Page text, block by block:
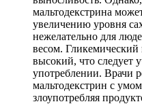
мальтодекстринa
увеличению уровня
нежелательно для
весом. Гликемический
высокий, что следует
употреблении. Врачи
мальтодекстрин с
злоупотребляя